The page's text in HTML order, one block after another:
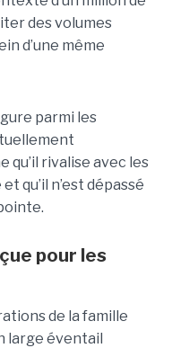
des volumes
d’une même
parmi les
qu’il rivalise avec les
qu’il n’est dépassé
pour les
de la famille
large éventail